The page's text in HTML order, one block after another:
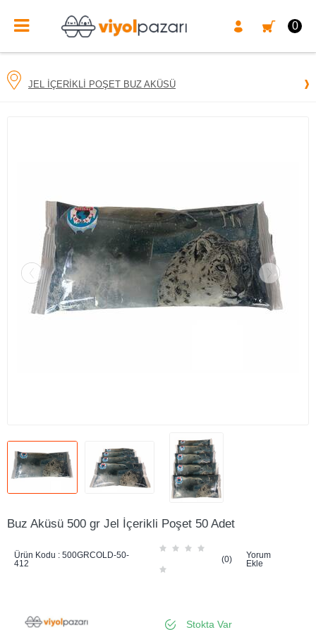
0
JEL İÇERIKLI POŞET BUZ AKÜSÜ
Buz Aküsü 500 gr Jel İçerikli Poşet 50 Adet
Ürün Kodu : 500GRCOLD-50-
412
(0)
Yorum
Ekle
Stokta Var